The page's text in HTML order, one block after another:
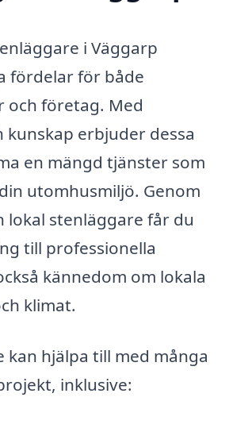
i Väggarp
fördelar för både
och företag. Med
erbjuder dessa
en mängd tjänster som
utomhusmiljö. Genom
lokal stenläggare får du
till professionella
kännedom om lokala
klimat.
kan hjälpa till med många
inklusive: